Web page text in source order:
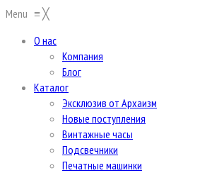
Menu ≡╳
О нас
Компания
Блог
Каталог
Эксклюзив от Архаизм
Новые поступления
Винтажные часы
Подсвечники
Печатные машинки